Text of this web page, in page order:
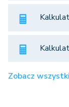
Zobacz